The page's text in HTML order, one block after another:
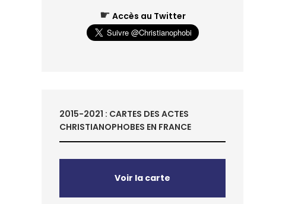
☛ Accès au Twitter
2015-2021 : CARTES DES ACTES
CHRISTIANOPHOBES EN FRANCE
Voir la carte